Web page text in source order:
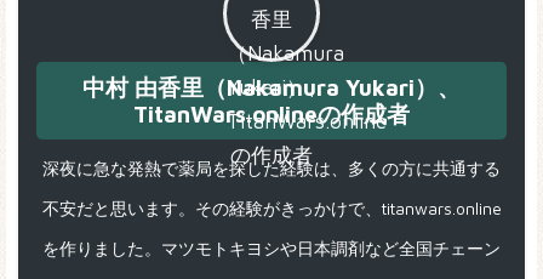
中村 由香里（Nakamura Yukari）、
TitanWars.onlineの作成者
深夜に急な発熱で薬局を探した経験は、多くの方に共通する
不安だと思います。その経験がきっかけで、titanwars.online
を作りました。マツモトキヨシや日本調剤など全国チェーン